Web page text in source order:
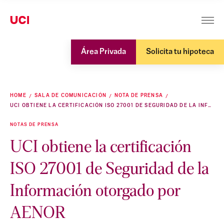
Área Privada Solicita tu hipoteca
HOME SALA DE COMUNICACIÓN
NOTA DE PRENSA
UCI OBTIENE LA CERTIFICACIÓN ISO 27001 DE SEGURIDAD DE LA INFORMACIÓN OTORGADO POR AENOR
NOTAS DE PRENSA
UCI obtiene la certificación
ISO 27001 de Seguridad de la
Información otorgado por
AENOR